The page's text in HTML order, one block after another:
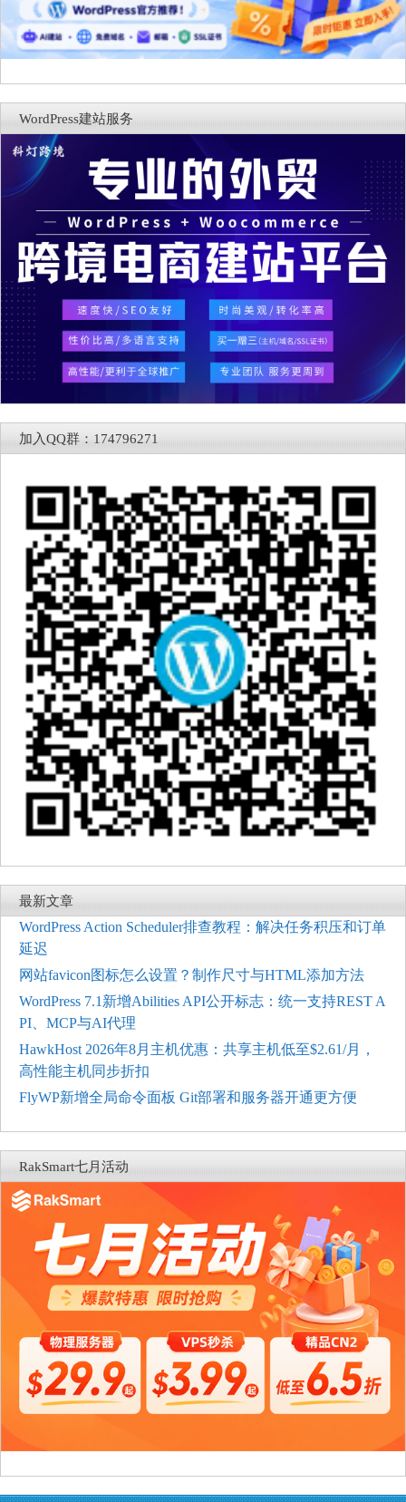
WordPress建站服务
加入QQ群：174796271
最新文章
WordPress Action Scheduler排查教程：解决任务积压和订单
延迟
网站favicon图标怎么设置？制作尺寸与HTML添加方法
WordPress 7.1新增Abilities API公开标志：统一支持REST A
PI、MCP与AI代理
HawkHost 2026年8月主机优惠：共享主机低至$2.61/月，
高性能主机同步折扣
FlyWP新增全局命令面板 Git部署和服务器开通更方便
RakSmart七月活动